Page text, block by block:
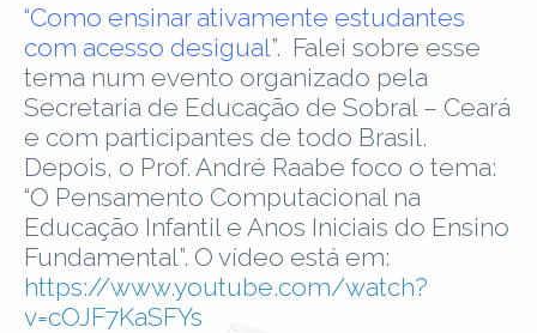
“Como ensinar ativamente estudantes
com acesso desigual”. Falei sobre esse
tema num evento organizado pela
Secretaria de Educação de Sobral – Ceará
e com participantes de todo Brasil.
Depois, o Prof. André Raabe foco o tema:
“O Pensamento Computacional na
Educação Infantil e Anos Iniciais do Ensino
Fundamental”. O vídeo está em:
https://www.youtube.com/watch?
v=cOJF7KaSFYs